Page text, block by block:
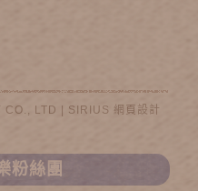
CO., LTD | SIRIUS 網頁設計
粉絲團